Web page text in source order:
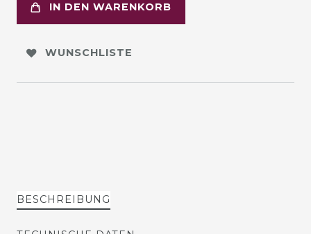
IN DEN WARENKORB
WUNSCHLISTE
BESCHREIBUNG